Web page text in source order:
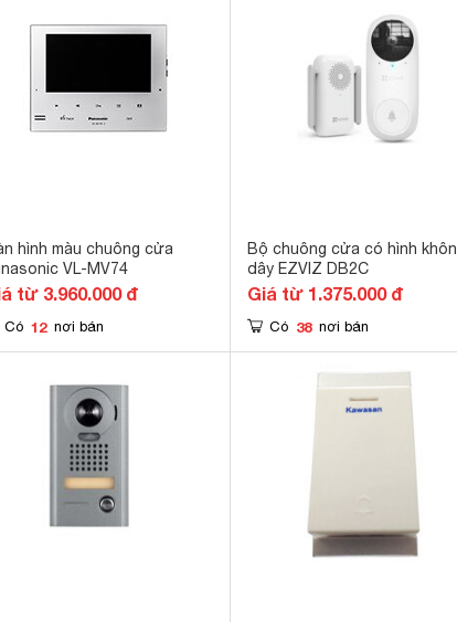
hình màu chuông cửa
VL-MV74
từ 3.960.000 đ
Có 12 nơi bán
Bộ chuông cửa có hình
dây EZVIZ DB2C
Giá từ 1.375.000 đ
Có 38 nơi bán